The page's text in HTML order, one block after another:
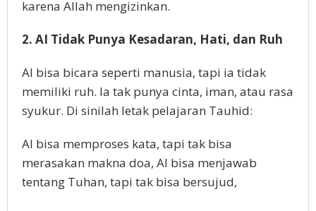
karena Allah mengizinkan.
2. AI Tidak Punya Kesadaran, Hati, dan Ruh
AI bisa bicara seperti manusia, tapi ia tidak
memiliki ruh. Ia tak punya cinta, iman, atau rasa
syukur. Di sinilah letak pelajaran Tauhid:
AI bisa memproses kata, tapi tak bisa
merasakan makna doa, AI bisa menjawab
tentang Tuhan, tapi tak bisa bersujud,